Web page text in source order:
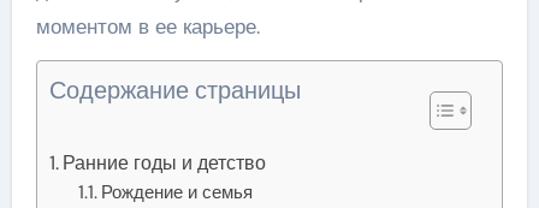
моментом в ее карьере.
Содержание страницы
Ранние годы и детство
Рождение и семья